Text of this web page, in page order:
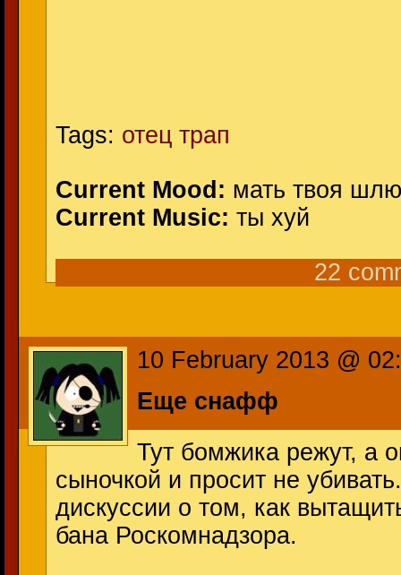
Tags: отец трап
Current Mood: мать твоя
Current Music: ты хуй
22
10 February 2013 @
Еще снафф
Тут бомжика режут, а
сыночкой и просит не
дискуссии о том, как
бана Роскомнадзора.